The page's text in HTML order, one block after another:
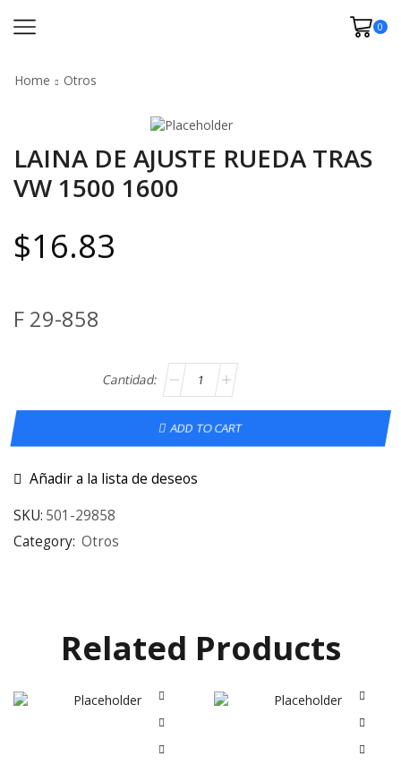
0
Home Otros
LAINA DE AJUSTE RUEDA TRAS
VW 1500 1600
$16.83
F 29-858
ADD TO CART
Añadir a la lista de deseos
SKU: 501-29858
Category: Otros
Related Products